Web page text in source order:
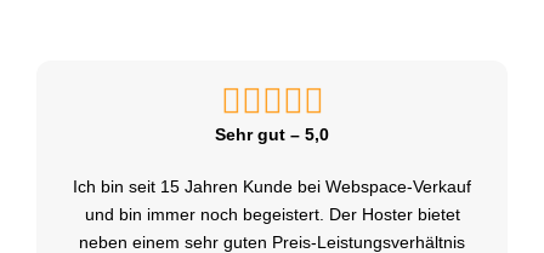
Sehr gut – 5,0
Ich bin seit 15 Jahren Kunde bei Webspace-Verkauf
und bin immer noch begeistert. Der Hoster bietet
neben einem sehr guten Preis-Leistungsverhältnis